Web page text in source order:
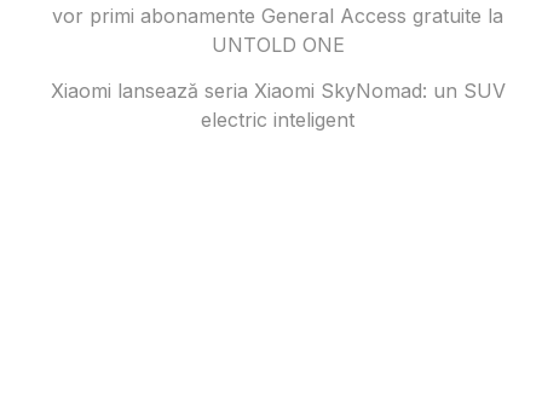
vor primi abonamente General Access gratuite la
UNTOLD ONE
Xiaomi lansează seria Xiaomi SkyNomad: un SUV
electric inteligent